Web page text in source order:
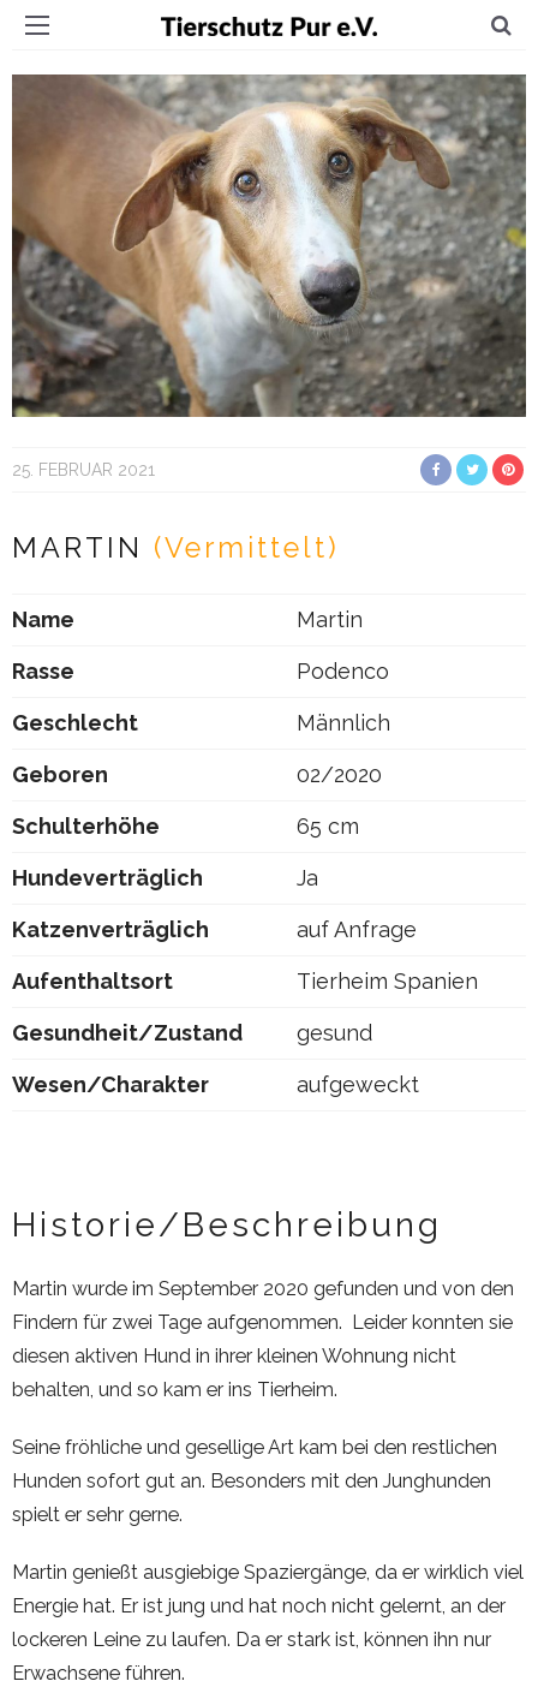
25. FEBRUAR 2021
MARTIN (Vermittelt)
Name Martin
Rasse Podenco
Geschlecht Männlich
Geboren 02/2020
Schulterhöhe 65 cm
Hundeverträglich Ja
Katzenverträglich auf Anfrage
Aufenthaltsort Tierheim Spanien
Gesundheit/Zustand gesund
Wesen/Charakter aufgeweckt
Historie/Beschreibung
Martin wurde im September 2020 gefunden und von den
Findern für zwei Tage aufgenommen. Leider konnten sie
diesen aktiven Hund in ihrer kleinen Wohnung nicht
behalten, und so kam er ins Tierheim.
Seine fröhliche und gesellige Art kam bei den restlichen
Hunden sofort gut an. Besonders mit den Junghunden
spielt er sehr gerne.
Martin genießt ausgiebige Spaziergänge, da er wirklich viel
Energie hat. Er ist jung und hat noch nicht gelernt, an der
lockeren Leine zu laufen. Da er stark ist, können ihn nur
Erwachsene führen.